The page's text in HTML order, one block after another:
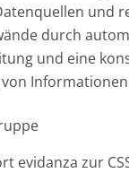
und
durch
und eine
evidanza zur